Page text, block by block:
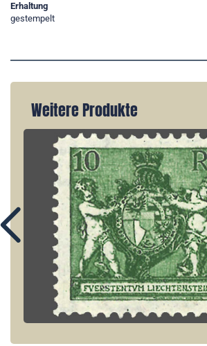
Erhaltung
gestempelt
Weitere Produkte